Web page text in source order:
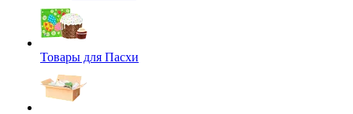
Товары для Пасхи